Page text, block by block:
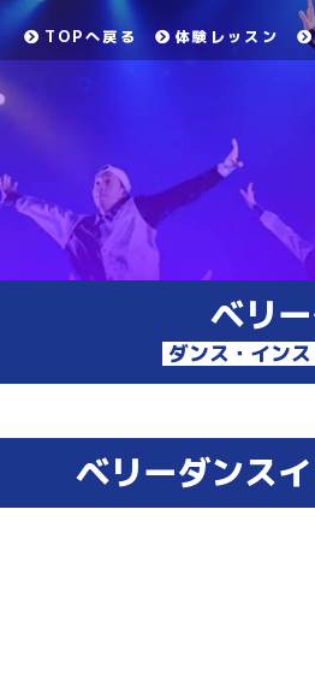
TOPへ戻る 体験レッスン
ベリ
ダンス・イン
ベリーダンス